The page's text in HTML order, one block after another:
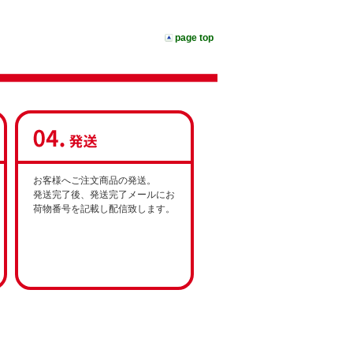
page top
お客様へご注文商品の発送。
発送完了後、発送完了メールにお
荷物番号を記載し配信致します。